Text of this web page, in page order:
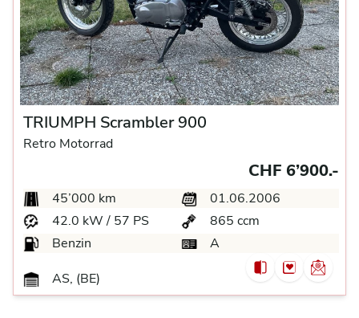
TRIUMPH Scrambler 900
Retro Motorrad
CHF 6’900.-
45’000 km
01.06.2006
42.0 kW / 57 PS
865 ccm
Benzin
A
AS, (BE)